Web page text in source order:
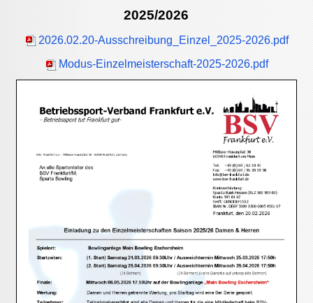
2025/2026
2026.02.20-Ausschreibung_Einzel_2025-2026.pdf
Modus-Einzelmeisterschaft-2025-2026.pdf